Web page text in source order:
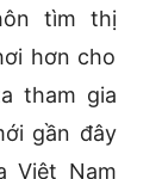
tìm thị
hơn cho
tham gia
gần đây
Việt Nam